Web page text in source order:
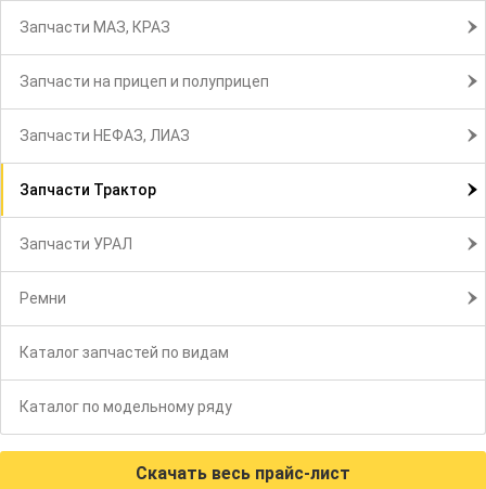
Запчасти МАЗ, КРАЗ
Запчасти на прицеп и полуприцеп
Запчасти НЕФАЗ, ЛИАЗ
Запчасти Трактор
Запчасти УРАЛ
Ремни
Каталог запчастей по видам
Каталог по модельному ряду
Скачать весь прайс-лист